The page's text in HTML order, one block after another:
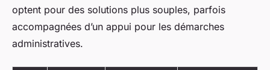
optent pour des solutions plus souples, parfois
accompagnées d’un appui pour les démarches
administratives.